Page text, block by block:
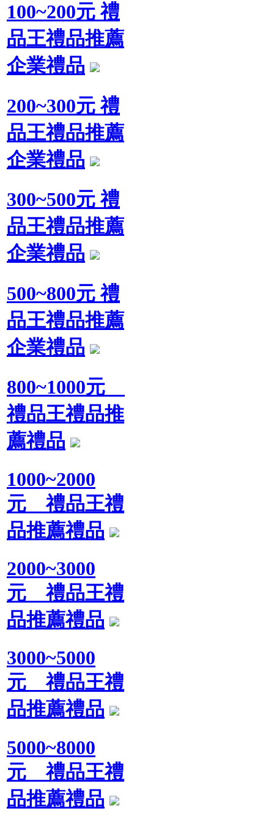
100~200元 禮
品王禮品推薦
企業禮品
200~300元 禮
品王禮品推薦
企業禮品
300~500元 禮
品王禮品推薦
企業禮品
500~800元 禮
品王禮品推薦
企業禮品
800~1000元
禮品王禮品推
薦禮品
1000~2000
元 禮品王禮
品推薦禮品
2000~3000
元 禮品王禮
品推薦禮品
3000~5000
元 禮品王禮
品推薦禮品
5000~8000
元 禮品王禮
品推薦禮品